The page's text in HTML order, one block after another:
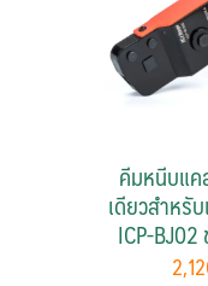
คีมหนีบแค
เดียวสำหรั
ICP-